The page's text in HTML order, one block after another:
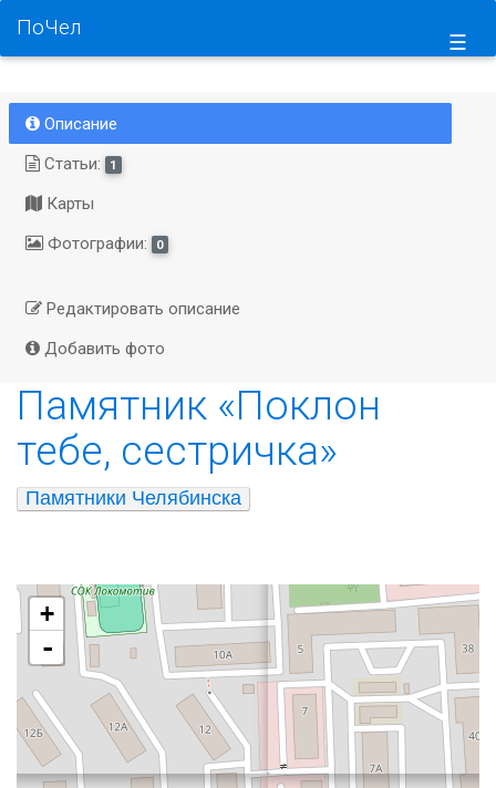
☰
ПоЧел
Описание
Статьи:
1
Карты
Фотографии:
0
Редактировать описание
Добавить фото
Памятник «Поклон
тебе, сестричка»
Памятники Челябинска
+
-